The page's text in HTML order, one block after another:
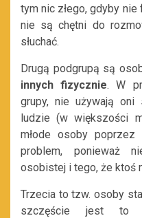
tym nic złego, gdyby
nie są chętni do
słuchać.
Drugą podgrupą są
innych fizycznie. W
grupy, nie używają oni
ludzie (w większości
młode osoby
problem, ponieważ
osobistej i tego, że ktoś
Trzecia to tzw. osoby
szczęście jest to